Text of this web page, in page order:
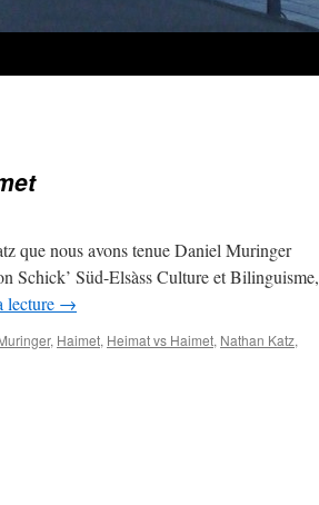
que nous avons tenue Daniel Muringer
Schick’ Süd-Elsàss Culture et Bilinguisme,
lecture →
, Haimet, Heimat vs Haimet, Nathan Katz,